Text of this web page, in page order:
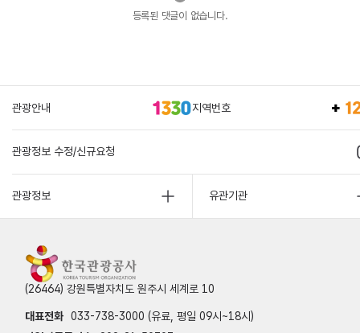
등록된 댓글이 없습니다.
관광안내 지역번호
관광정보 수정/신규요청
관광정보 유관기관
(26464) 강원특별자치도 원주시 세계로 10
대표전화 033-738-3000 (유료, 평일 09시~18시)